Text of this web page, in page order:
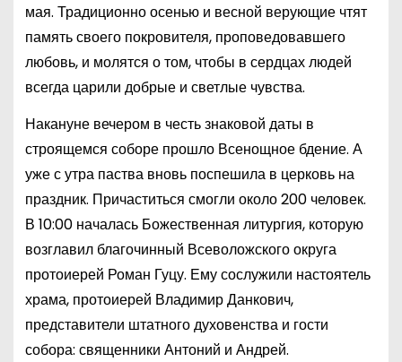
мая. Традиционно осенью и весной верующие чтят
память своего покровителя, проповедовавшего
любовь, и молятся о том, чтобы в сердцах людей
всегда царили добрые и светлые чувства.
Накануне вечером в честь знаковой даты в
строящемся соборе прошло Всенощное бдение. А
уже с утра паства вновь поспешила в церковь на
праздник. Причаститься смогли около 200 человек.
В 10:00 началась Божественная литургия, которую
возглавил благочинный Всеволожского округа
протоиерей Роман Гуцу. Ему сослужили настоятель
храма, протоиерей Владимир Данкович,
представители штатного духовенства и гости
собора: священники Антоний и Андрей.